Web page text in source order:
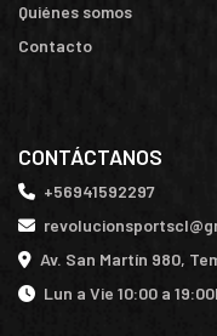
Quiénes somos
Contacto
CONTÁCTANOS
+56941592297
Av. San Martín 980,
Lun a Vie 10:00 a